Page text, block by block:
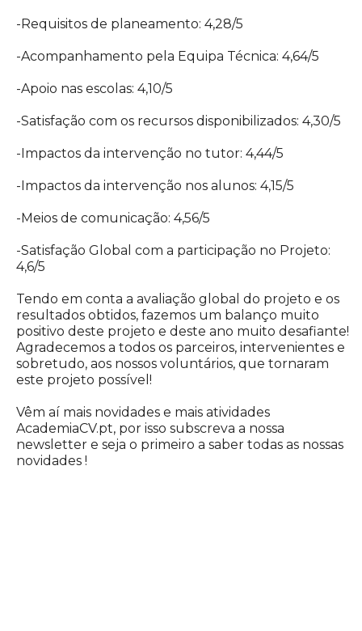
-Requisitos de planeamento: 4,28/5
-Acompanhamento pela Equipa Técnica: 4,64/5
-Apoio nas escolas: 4,10/5
-Satisfação com os recursos disponibilizados: 4,30/5
-Impactos da intervenção no tutor: 4,44/5
-Impactos da intervenção nos alunos: 4,15/5
-Meios de comunicação: 4,56/5
-Satisfação Global com a participação no Projeto:
4,6/5
Tendo em conta a avaliação global do projeto e os
resultados obtidos, fazemos um balanço muito
positivo deste projeto e deste ano muito desafiante!
Agradecemos a todos os parceiros, intervenientes e
sobretudo, aos nossos voluntários, que tornaram
este projeto possível!
Vêm aí mais novidades e mais atividades
AcademiaCV.pt, por isso subscreva a nossa
newsletter e seja o primeiro a saber todas as nossas
novidades !